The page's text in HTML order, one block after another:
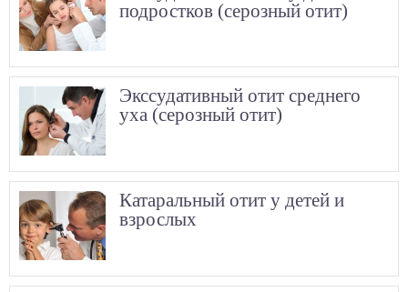
подростков (серозный отит)
Экссудативный отит среднего
уха (серозный отит)
Катаральный отит у детей и
взрослых